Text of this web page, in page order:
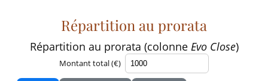
Répartition au prorata
Répartition au prorata (colonne Evo Close)
Montant total (€)